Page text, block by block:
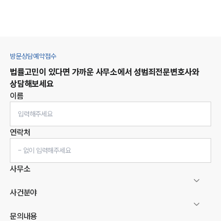
방문상담예약접수
법률고민이 있다면 가까운 사무소에서 성범죄전문변호사와
상담해보세요
이름
연락처
사무소
사건분야
문의내용